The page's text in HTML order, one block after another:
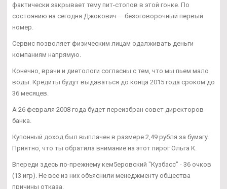
фактически закрывает тему пит-стопов в этой гонке. По
состоянию на сегодня Джокович — безоговорочный первый
номер.
Сервис позволяет физическим лицам одалживать деньги
компаниям напрямую.
Конечно, врачи и диетологи согласны с тем, что мы пьем мало
воды. Кредиты будут выдаваться до конца 2015 года сроком до
36 месяцев.
А 26 февраля 2008 года будет переизбран совет директоров
банка.
Купонный доход был выплачен в размере 2,49 рубля за бумагу.
Приятно, что ты обратила внимание на этот пирог Ольга К.
Впереди здесь по-прежнему кем5еровский "Кузбасс" - 36 очков
(13 игр). Не все из них объяснили менеджменту общества
причины отказа.